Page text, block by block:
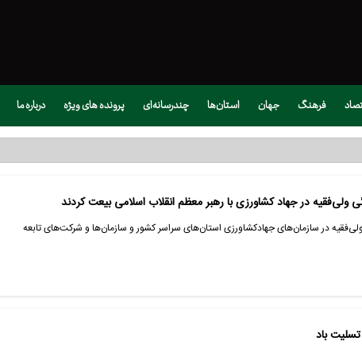
فرهنگ جهان استان‌ها چندرسانه‌ای پرونده های ویژه درباره ما
ولی‌فقیه در جهاد کشاورزی با رهبر معظم انقلاب اسلامی بیعت کردند
در سازمان‌های جهادکشاورزی استان‌های سراسر کشور و سازمان‌ها و شرکت‌های تابعه
باد